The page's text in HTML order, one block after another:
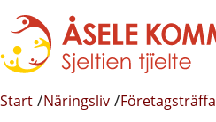
Start Näringsliv